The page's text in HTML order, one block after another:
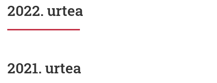
2022. urtea
2021. urtea